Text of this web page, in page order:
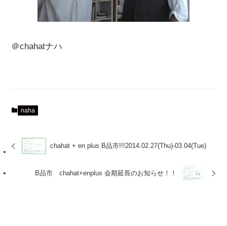
＠chahatナハ
naha
chahat + en plus B品市!!!2014.02.27(Thu)-03.04(Tue)
B品市 chahat+enplus 会期延長のお知らせ！！